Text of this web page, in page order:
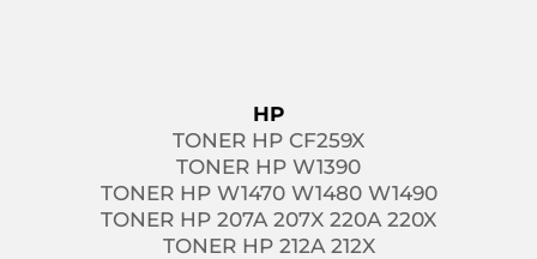
HP
TONER HP CF259X
TONER HP W1390
TONER HP W1470 W1480 W1490
TONER HP 207A 207X 220A 220X
TONER HP 212A 212X